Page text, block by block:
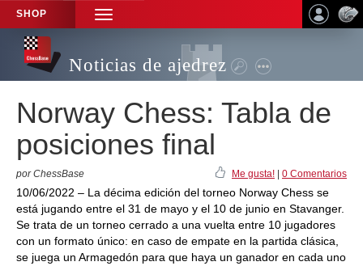
SHOP
TOGGLE
NAVIGATION
Noticias de ajedrez
Norway Chess: Tabla de
posiciones final
por ChessBase Me gusta! 0 Comentarios
10/06/2022 – La décima edición del torneo Norway Chess se
está jugando entre el 31 de mayo y el 10 de junio en Stavanger.
Se trata de un torneo cerrado a una vuelta entre 10 jugadores
con un formato único: en caso de empate en la partida clásica,
se juega un Armagedón para que haya un ganador en cada uno